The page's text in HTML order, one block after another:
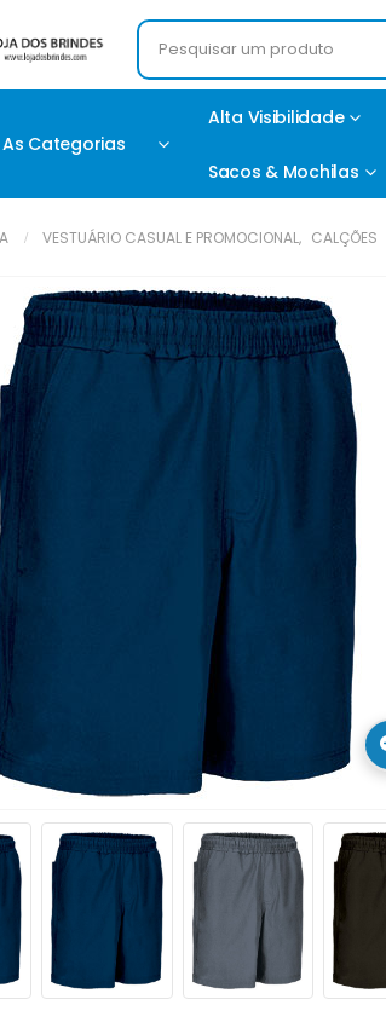
Categorias
Alta Visibilidade
Sacos & Mochilas
VESTUÁRIO CASUAL E PROMOCIONAL, CALÇÕES